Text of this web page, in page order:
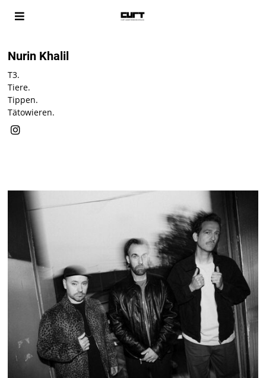
Nurin Khalil
T3.
Tiere.
Tippen.
Tätowieren.